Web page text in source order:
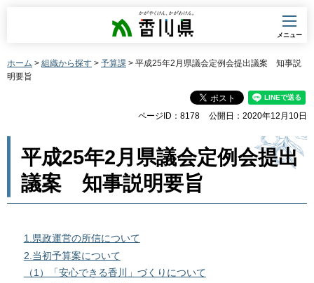
香川県
メニュー
ホーム > 組織から探す > 予算課 > 平成25年2月県議会定例会提出議案 知事説
明要旨
ページID：8178 公開日：2020年12月10日
平成25年2月県議会定例会提出
議案 知事説明要旨
1.県政運営の所信について
2.当初予算案について
（1）「安心できる香川」づくりについて